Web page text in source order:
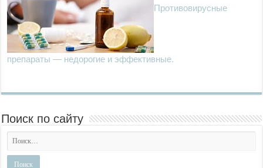
Противовирусные
препараты — недорогие и эффективные.
Поиск по сайту